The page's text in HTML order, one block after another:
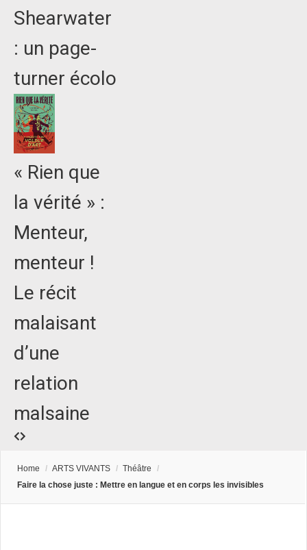
Shearwater
: un page-
turner écolo
« Rien que
la vérité » :
Menteur,
menteur !
Le récit
malaisant
d’une
relation
malsaine
Home / ARTS VIVANTS / Théâtre
/
Faire la chose juste : Mettre en langue et en corps les invisibles